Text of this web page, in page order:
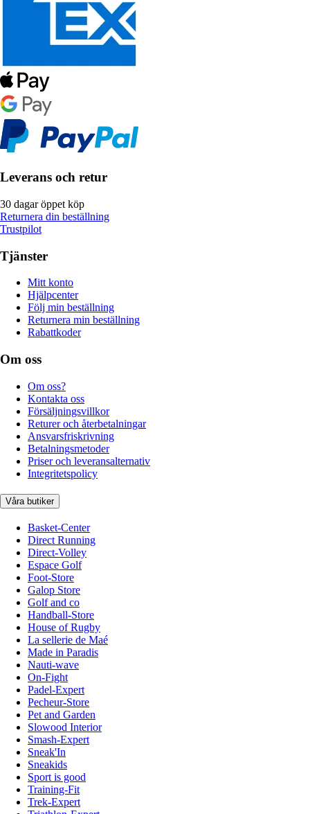
Leverans och retur
30 dagar öppet köp
Returnera din beställning
Trustpilot
Tjänster
Mitt konto
Hjälpcenter
Följ min beställning
Returnera min beställning
Rabattkoder
Om oss
Om oss?
Kontakta oss
Försäljningsvillkor
Returer och återbetalningar
Ansvarsfriskrivning
Betalningsmetoder
Priser och leveransalternativ
Integritetspolicy
Våra butiker
Basket-Center
Direct Running
Direct-Volley
Espace Golf
Foot-Store
Galop Store
Golf and co
Handball-Store
House of Rugby
La sellerie de Maé
Made in Paradis
Nauti-wave
On-Fight
Padel-Expert
Pecheur-Store
Pet and Garden
Slowood Interior
Smash-Expert
Sneak'In
Sneakids
Sport is good
Training-Fit
Trek-Expert